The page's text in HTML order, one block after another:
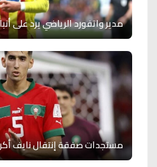
مدير واتفورد الرياضي يرد على
مستجدات صفقة إنتقال نايف